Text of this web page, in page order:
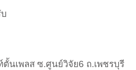
ตั้นเพลส ซ.ศูนย์วิจัย6 ถ.เพชรบุรี